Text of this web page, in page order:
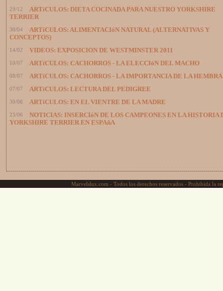
29/12
ARTíCULOS: DIETA COCINADA PARA NUESTRO YORKSHIRE
TERRIER
30/04
ARTíCULOS: ALIMENTACIóN NATURAL (ALTERNATIVAS Y
CONCEPTOS)
14/02 VIDEOS: EXPOSICION DE WESTMINSTER 2011
10/07 ARTíCULOS: CACHORROS - LA ELECCIóN DEL MACHO
08/07 ARTíCULOS: CACHORROS - LA IMPORTANCIA DE LA HEMBRA
07/07 ARTíCULOS: LECTURA DEL PEDIGREE
30/06 ARTíCULOS: EN EL VIENTRE DE LA MADRE
23/06
NOTICIAS: INSERCIóN DE LOS CAMPEONES EN LA HISTORIA
YORKSHIRE TERRIER EN ESPAñA
Marvelslux.com - Todos los derechos reservados - Prohibida la